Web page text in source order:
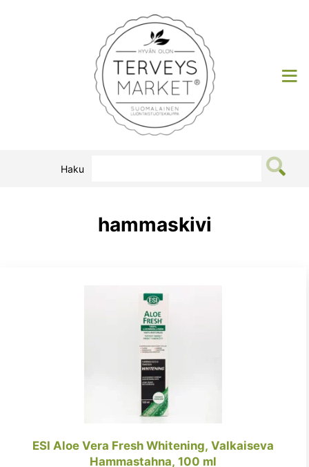
Terveysmarket
Haku
hammaskivi
ESI Aloe Vera Fresh Whitening, Valkaiseva
Hammastahna, 100 ml